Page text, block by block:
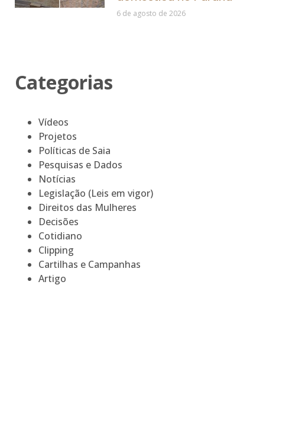
6 de agosto de 2026
Categorias
Vídeos
Projetos
Políticas de Saia
Pesquisas e Dados
Notícias
Legislação (Leis em vigor)
Direitos das Mulheres
Decisões
Cotidiano
Clipping
Cartilhas e Campanhas
Artigo